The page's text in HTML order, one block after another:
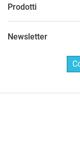
Prodotti
Newsletter